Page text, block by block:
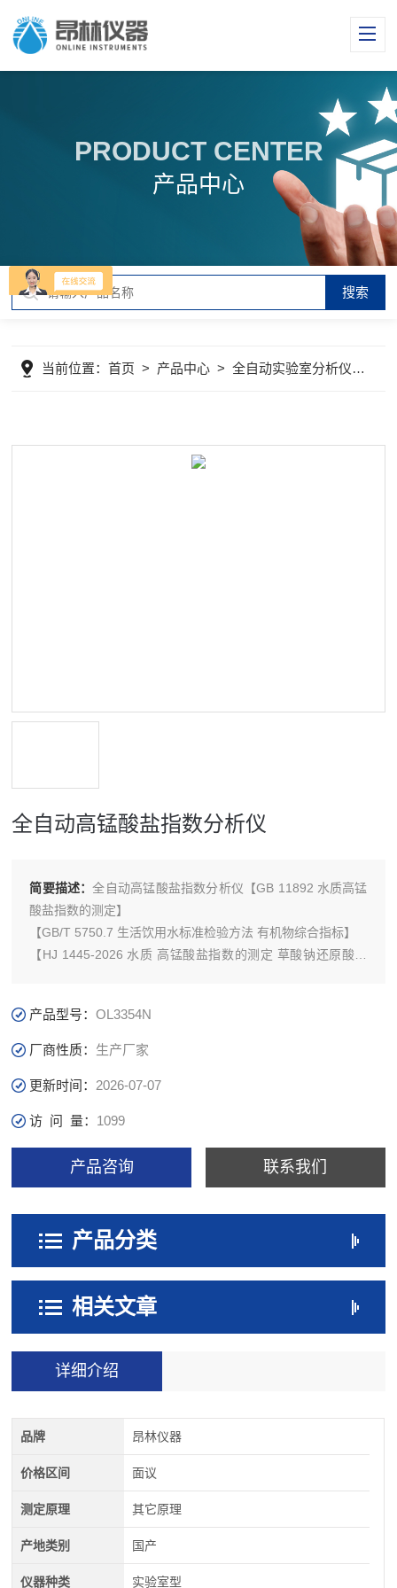
PRODUCT CENTER
产品中心
当前位置：首页 > 产品中心 >全自动实验室分析仪器
全自动高锰酸盐指数分析仪
简要描述：全自动高锰酸盐指数分析仪【GB 11892 水质高锰
酸盐指数的测定】
【GB/T 5750.7 生活饮用水标准检验方法 有机物综合指标】
【HJ 1445-2026 水质 高锰酸盐指数的测定 草酸钠还原酸性
滴定法】
【HJ 1447-2026 水质 高锰酸盐指数的测定 dian化钾还原碱性
产品型号：OL3354N
厂商性质： 生产厂家
更新时间： 2026-07-07
访 问 量： 1099
产品咨询 联系我们
产品分类
相关文章
详细介绍
品牌 昂林仪器
价格区间 面议
测定原理 其它原理
产地类别 国产
仪器种类 实验室型